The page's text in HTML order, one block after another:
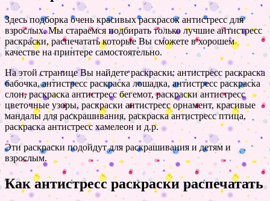
Здесь подборка очень красивых раскрасок антистресс для
взрослых. Мы стараемся подбирать только лучшие антистресс
раскраски, распечатать которые Вы сможете в хорошем
качестве на принтере самостоятельно.
На этой странице Вы найдете раскраски: антистресс раскраска
бабочка, антистресс раскраска лошадка, антистресс раскраска
слон, раскраска антистресс бегемот, раскраски антистресс
цветочные узоры, раскраски антистресс орнамент, красивые
мандалы для раскрашивания, раскраска антистресс птица,
раскраска антистресс хамелеон и д.р.
Эти раскраски подойдут для раскрашивания и детям и
взрослым.
Как антистресс раскраски распечатать